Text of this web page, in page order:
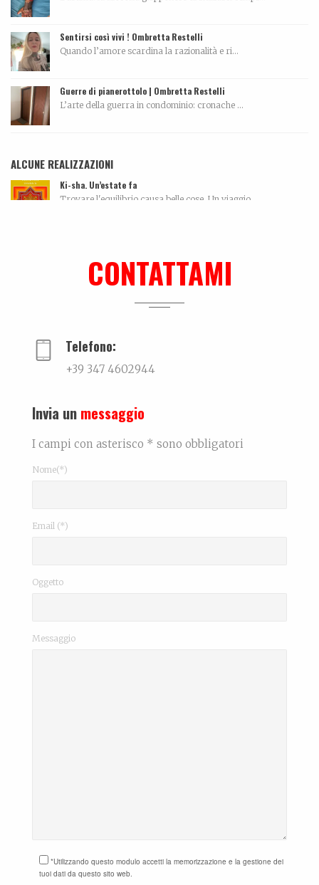
Sentirsi così vivi ! Ombretta Restelli
Quando l’amore scardina la razionalità e ri...
Guerre di pianerottolo | Ombretta Restelli
L’arte della guerra in condominio: cronache ...
ALCUNE REALIZZAZIONI
Ki-sha. Un’estate fa
Trovare l'equilibrio causa belle cose. Un viaggio...
Quando l’essere ripetitivo, quasi ossessivo, si...
CONTATTAMI
Telefono:
+39 347 4602944
Invia un messaggio
I campi con asterisco * sono obbligatori
Nome(*)
Email (*)
Oggetto
Messaggio
*Utilizzando questo modulo accetti la memorizzazione e la gestione dei
tuoi dati da questo sito web.